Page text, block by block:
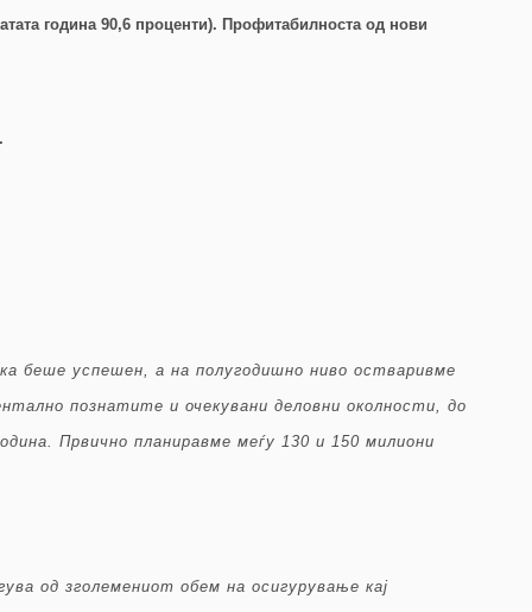
година 90,6 проценти). Профитабилноста од нови
беше успешен, а на полугодишно ниво остваривме
познатите и очекувани деловни околности, до
Првично планиравме меѓу 130 и 150 милиони
од зголемениот обем на осигурување кај